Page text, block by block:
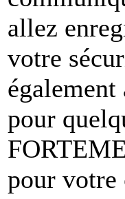
allez
votre
pour
pour votre